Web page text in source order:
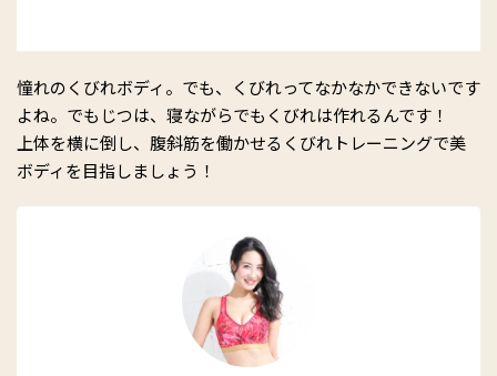
憧れのくびれボディ。でも、くびれってなかなかできないです
よね。でもじつは、寝ながらでもくびれは作れるんです！
上体を横に倒し、腹斜筋を働かせるくびれトレーニングで美
ボディを目指しましょう！